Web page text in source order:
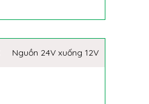
Nguồn 24V xuống 12V